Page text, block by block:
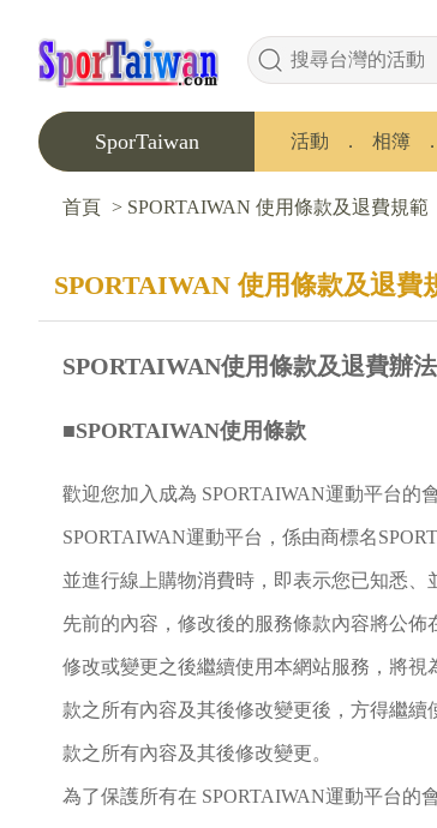
SporTaiwan 活動 ． 相簿 ．
首頁 > SPORTAIWAN 使用條款及退費規範
SPORTAIWAN 使用條款及退費
SPORTAIWAN使用條款及退費辦法
■SPORTAIWAN使用條款
歡迎您加入成為 SPORTAIWAN運動平台的
SPORTAIWAN運動平台，係由商標名
並進行線上購物消費時，即表示您已知悉
先前的內容，修改後的服務條款內容將公
修改或變更之後繼續使用本網站服務，將
款之所有內容及其後修改變更後，方得繼
款之所有內容及其後修改變更。
為了保護所有在 SPORTAIWAN運動平台的